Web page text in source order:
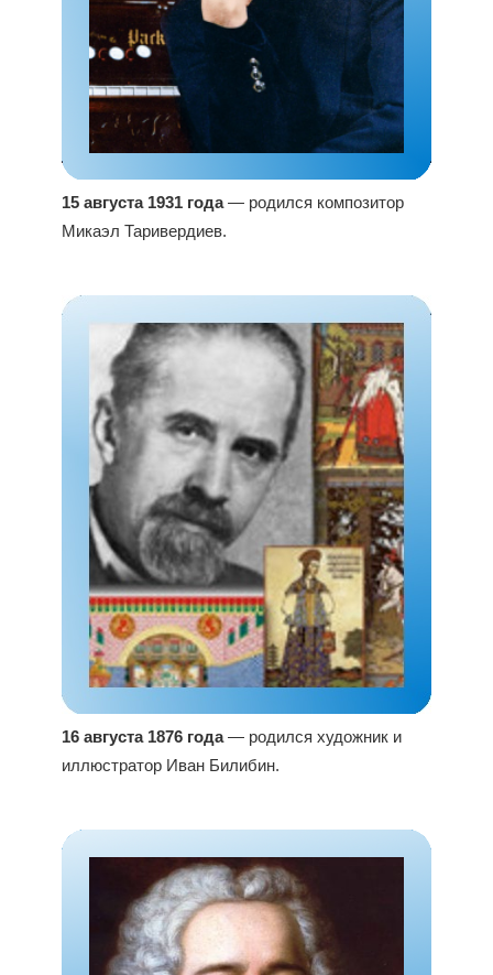
15 августа 1931 года— родился композитор
Микаэл Таривердиев.
16 августа 1876 года— родился художник и
иллюстратор Иван Билибин.